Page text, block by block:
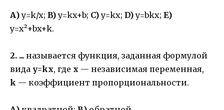
А)y=k/x; B)y=kx+b; C)y=kx; D)y=bkx; E)
y=x²+bx+k.
2. ... называется функция, заданная формулой
вида y=kx, где x — независимая переменная,
k — коэффициент пропорциональности.